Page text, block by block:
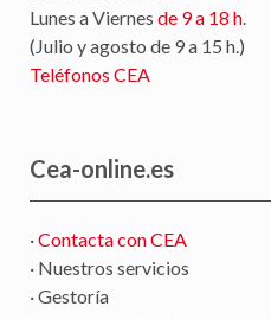
Lunes a Viernes de 9 a 18 h.
(Julio y agosto de 9 a 15 h.)
Teléfonos CEA
Cea-online.es
·Contacta con CEA
· Nuestros servicios
· Gestoría